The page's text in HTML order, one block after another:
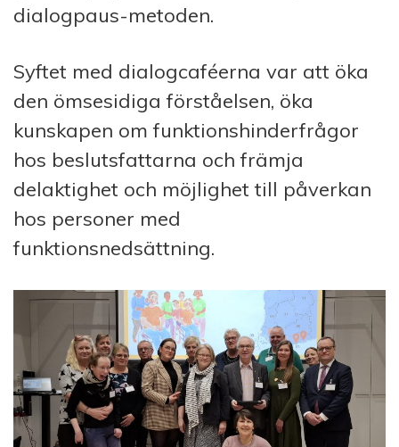
dialogpaus-metoden.
Syftet med dialogcaféerna var att öka
den ömsesidiga förståelsen, öka
kunskapen om funktionshinderfrågor
hos beslutsfattarna och främja
delaktighet och möjlighet till påverkan
hos personer med
funktionsnedsättning.